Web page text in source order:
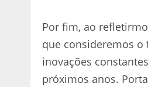
Por fim, ao
que consideremos o
inovações
próximos anos.